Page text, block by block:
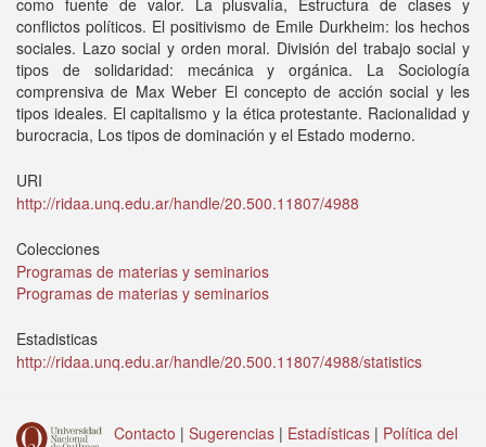
como fuente de valor. La plusvalía, Estructura de clases y
conflictos políticos. El positivismo de Emile Durkheim: los hechos
sociales. Lazo social y orden moral. División del trabajo social y
tipos de solidaridad: mecánica y orgánica. La Sociología
comprensiva de Max Weber El concepto de acción social y les
tipos ideales. El capitalismo y la ética protestante. Racionalidad y
burocracia, Los tipos de dominación y el Estado moderno.
URI
http://ridaa.unq.edu.ar/handle/20.500.11807/4988
Colecciones
Programas de materias y seminarios
Programas de materias y seminarios
Estadisticas
http://ridaa.unq.edu.ar/handle/20.500.11807/4988/statistics
Contacto | Sugerencias | Estadísticas | Política del